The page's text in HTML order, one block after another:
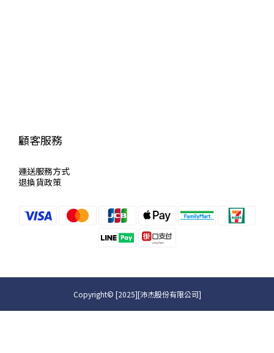
顧客服務
運送服務方式
退換貨政策
Copyright© [2025][沛杰股份有限公司]